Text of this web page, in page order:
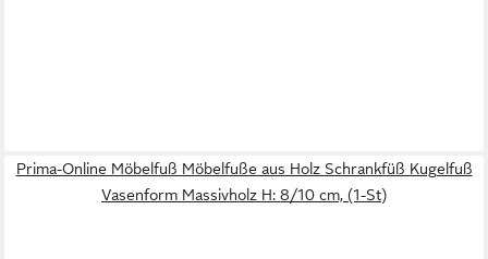
Prima-Online Möbelfuß Möbelfuße aus Holz Schrankfüß Kugelfuß
Vasenform Massivholz H: 8/10 cm, (1-St)